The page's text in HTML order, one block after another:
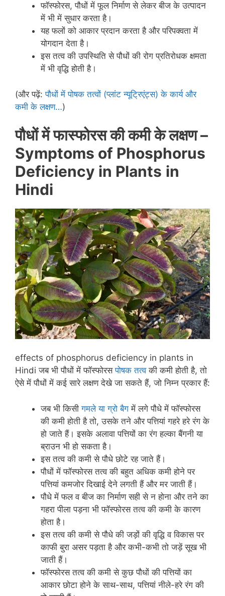
फॉस्फोरस, पौधों में फूल निर्माण से लेकर बीज के उत्पादन
में भी में सुधार करता है।
यह फलों को आकार प्रदान करता है और परिपक्वता में
योगदान देता है।
इस तत्व की उपस्थिति से पौधों की रोग प्रतिरोधक क्षमता
में भी वृद्धि होती है।
(और पढ़ें:पौधों में पोषक तत्वों (प्लांट न्यूट्रिएंट्स) के कार्य और
कमी के लक्षण…)
पौधों में फास्फोरस की कमी के लक्षण –
Symptoms of Phosphorus
Deficiency in Plants in
Hindi
effects of phosphorus deficiency in plants in
Hindi जब भी पौधों में फॉस्फोरसपोषक तत्वकी कमी होती है, तो
ऐसे में पौधों में कई सारे लक्षण देखे जा सकते हैं, जो निम्न प्रकार हैं:
जब भी किसीगमले या ग्रो बैग में लगे पौधे में फॉस्फोरस
की कमी होती है तो, उसके तने और पत्तियां गहरे हरे रंग के
हो जाते हैं। इसके अलावा पत्तियों का रंग हल्का बैंगनी या
ब्राउन भी हो सकता है।
इस तत्व की कमी से पौधे छोटे रह जाते हैं।
पौधों में फॉस्फोरस तत्व की बहुत अधिक कमी होने पर
पत्तियां कमजोर दिखाई देने लगती हैं और मर जाती हैं।
पौधे में फल व बीज का निर्माण सही से न होना और तने का
गहरा पीला पड़ना भी फॉस्फोरस तत्व की कमी के कारण
होता है।
इस तत्व की कमी से पौधे की जड़ों की वृद्धि व विकास पर
काफी बुरा असर पड़ता है और कभी-कभी तो जड़ें सूख भी
जाती हैं।
फॉस्फोरस तत्व की कमी से कुछ पौधों की पत्तियों का
आकार छोटा होने के साथ-साथ, पत्तियां नीले-हरे रंग की